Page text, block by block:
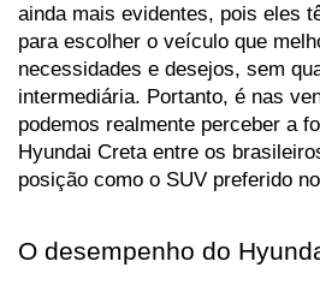
ainda mais evidentes, pois eles
para escolher o veículo que
necessidades e desejos, sem
intermediária. Portanto, é nas
podemos realmente perceber a
Hyundai Creta entre os
posição como o SUV preferido
O desempenho do